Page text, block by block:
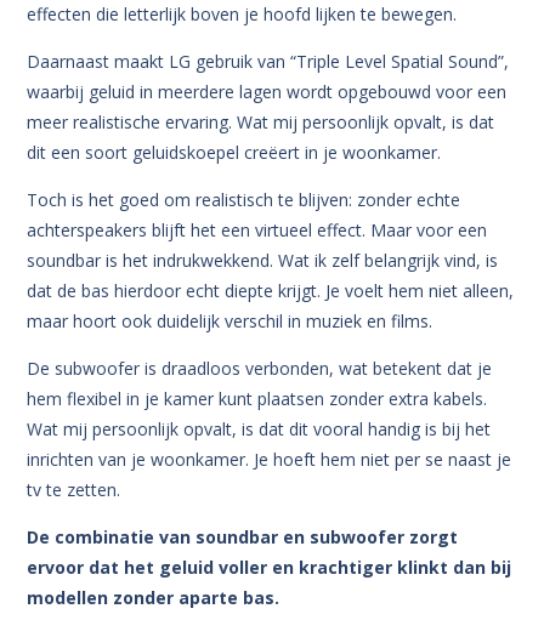
effecten die letterlijk boven je hoofd lijken te bewegen.
Daarnaast maakt LG gebruik van “Triple Level Spatial Sound”,
waarbij geluid in meerdere lagen wordt opgebouwd voor een
meer realistische ervaring.Wat mij persoonlijk opvalt, is dat
dit een soort geluidskoepel creëert in je woonkamer.
Toch is het goed om realistisch te blijven: zonder echte
achterspeakers blijft het een virtueel effect. Maar voor een
soundbar is het indrukwekkend.Wat ik zelf belangrijk vind, is
dat de bas hierdoor echt diepte krijgt. Je voelt hem niet alleen,
maar hoort ook duidelijk verschil in muziek en films.
De subwoofer is draadloos verbonden, wat betekent dat je
hem flexibel in je kamer kunt plaatsen zonder extra kabels.
Wat mij persoonlijk opvalt, is dat dit vooral handig is bij het
inrichten van je woonkamer. Je hoeft hem niet per se naast je
tv te zetten.
De combinatie van soundbar en subwoofer zorgt
ervoor dat het geluid voller en krachtiger klinkt dan bij
modellen zonder aparte bas.